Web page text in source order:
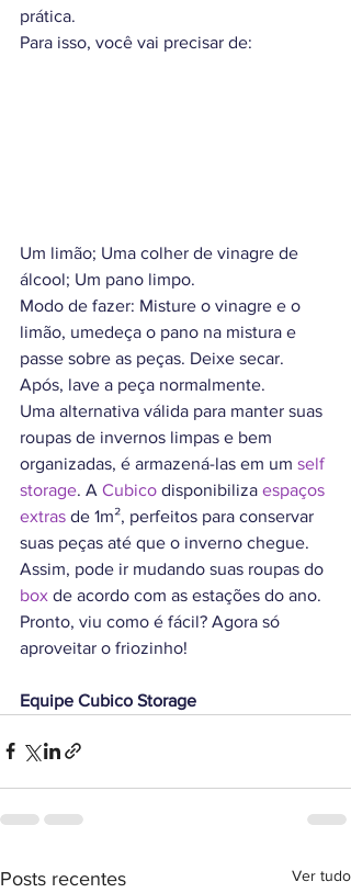
prática.
Para isso, você vai precisar de:
Um limão; Uma colher de vinagre de
álcool; Um pano limpo.
Modo de fazer: Misture o vinagre e o
limão, umedeça o pano na mistura e
passe sobre as peças. Deixe secar.
Após, lave a peça normalmente.
Uma alternativa válida para manter suas
roupas de invernos limpas e bem
organizadas, é armazená-las em um self
storage. A Cubico disponibiliza espaços
extras de 1m², perfeitos para conservar
suas peças até que o inverno chegue.
Assim, pode ir mudando suas roupas do
box de acordo com as estações do ano.
Pronto, viu como é fácil? Agora só
aproveitar o friozinho!
Equipe Cubico Storage
Posts recentes Ver tudo